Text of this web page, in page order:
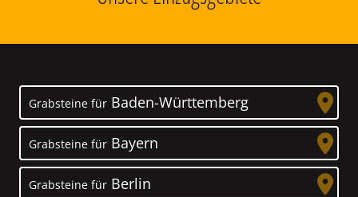
Grabsteine für Baden-Württemberg
Grabsteine für Bayern
Grabsteine für Berlin